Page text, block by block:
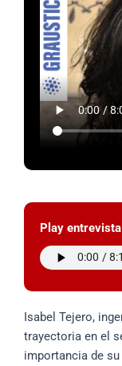
Play entrevista
Isabel Tejero,
trayectoria en el
importancia de